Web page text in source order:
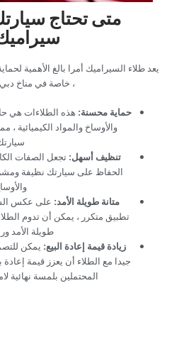
‏متى تحتاج
‏يعد طلاء السيراميك أمرا بالغ الأهمية
، خاصة في مناخ دبي
‏حماية محسنة:‏ هذه الطلاءات هي
والأوساخ والمواد الكيميائية
‏تنظيف أسهل:‏ تجعل الصفات
الحفاظ على سيارتك نظيفة
‏متانة طويلة الأمد:‏ على عكس
تطبيق متكرر ، يمكن أن تدوم
طويلة الأمد
‏زيادة قيمة إعادة البيع:‏ يمكن
جيدا مع الطلاء أن يعزز قيمة
المحتملين بلمسة نهائية